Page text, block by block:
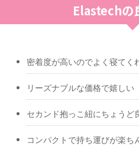
Elastechの
密着度が高いのでよく寝てく
リーズナブルな価格で嬉しい
セカンド抱っこ紐にちょうど
コンパクトで持ち運びが楽ち